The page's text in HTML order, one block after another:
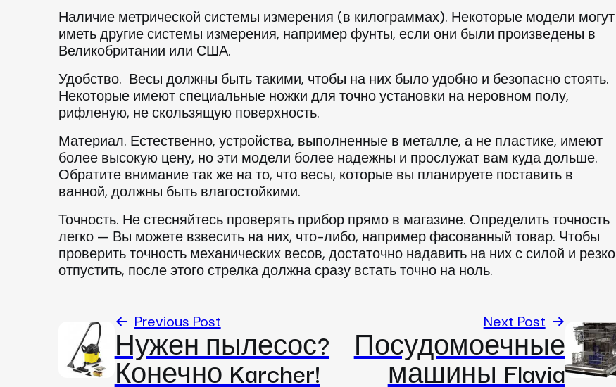
Наличие метрической системы измерения (в килограммах). Некоторые модели могут
иметь другие системы измерения, например фунты, если они были произведены в
Великобритании или США.
Удобство. Весы должны быть такими, чтобы на них было удобно и безопасно стоять.
Некоторые имеют специальные ножки для точно установки на неровном полу,
рифленую, не скользящую поверхность.
Материал. Естественно, устройства, выполненные в металле, а не пластике, имеют
более высокую цену, но эти модели более надежны и прослужат вам куда дольше.
Обратите внимание так же на то, что весы, которые вы планируете поставить в
ванной, должны быть влагостойкими.
Точность. Не стесняйтесь проверять прибор прямо в магазине. Определить точность
легко — Вы можете взвесить на них, что-либо, например фасованный товар. Чтобы
проверить точность механических весов, достаточно надавить на них с силой и резко
отпустить, после этого стрелка должна сразу встать точно на ноль.
Previous Post
Нужен пылесос?
Конечно Karcher!
Next Post
Посудомоечные
машины Flavia